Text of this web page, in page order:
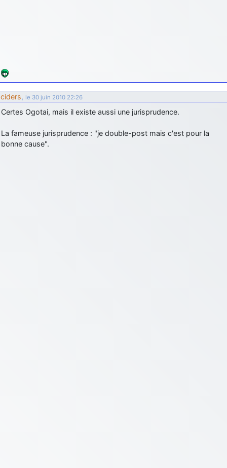
ciders, le 30 juin 2010 22:26
Certes Ogotai, mais il existe aussi une jurisprudence.
La fameuse jurisprudence : "je double-post mais c'est pour la
bonne cause".